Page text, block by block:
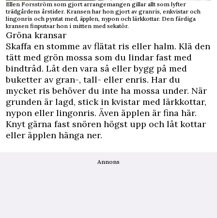
Ellen Forsström som gjort arrangemangen gillar allt som lyfter
trädgårdens årstider. Kransen har hon gjort av granris, enkvistar och
lingonris och pyntat med, äpplen, nypon och lärkkottar. Den färdiga
kransen finputsar hon i mitten med sekatör.
Gröna kransar
Skaffa en stomme av flätat ris eller halm. Klä den
tätt med grön mossa som du lindar fast med
bindtråd. Låt den vara så eller bygg på med
buketter av gran-, tall- eller enris. Har du
mycket ris behöver du inte ha mossa under. När
grunden är lagd, stick in kvistar med lärkkottar,
nypon eller lingonris. Även äpplen är fina här.
Knyt gärna fast snören högst upp och låt kottar
eller äpplen hänga ner.
Annons